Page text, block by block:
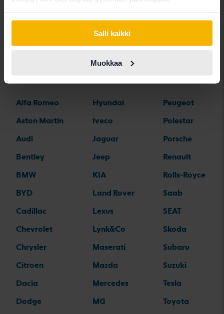
Salli kaikki
Muokkaa
Alfa Romeo
Aston Martin
Audi
Bentley
BMW
BYD
Cadillac
Chevrolet
Chrysler
Citroen
Dacia
Dodge
Hyundai
Iveco
Jaguar
Jeep
KIA
Land Rover
Lexus
Lynk&Co
Maserati
Mazda
Mercedes
MG
Peugeot
Polestar
Porsche
Renault
Rolls-Royce
Saab
SEAT
Skoda
Subaru
Suzuki
Tesla
Toyota